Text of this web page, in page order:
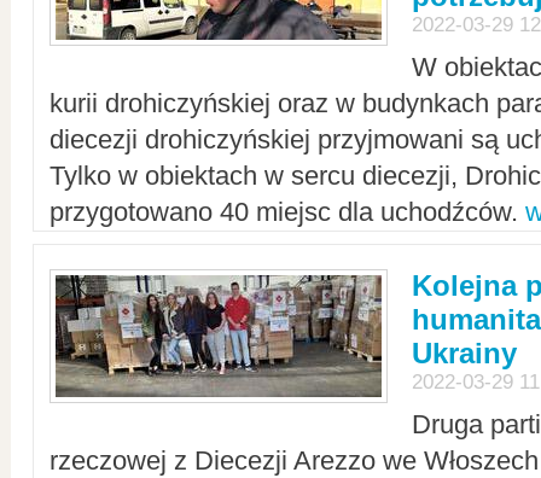
2022-03-29
W
kurii drohiczyńskiej oraz w budynkach
diecezji drohiczyńskiej przyjmowani są
Tylko w obiektach w sercu diecezji,
przygotowano 40 miejsc dla uchodźców.
Kolejna
Ukrainy
2022-03-29
Druga
rzeczowej z Diecezji Arezzo we